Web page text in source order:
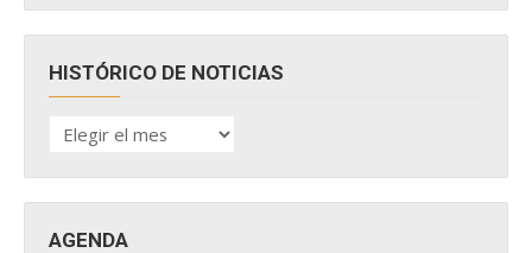
HISTÓRICO DE NOTICIAS
HISTÓRICO
DE
AGENDA